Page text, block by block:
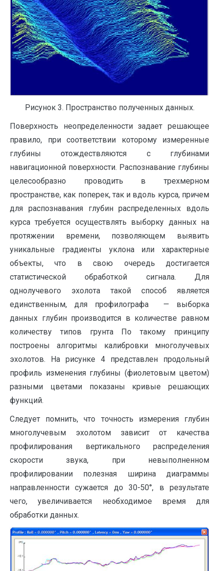
Рисунок 3. Пространство полученных данных.
Поверхность неопределенности задает решающее
правило, при соответствии которому измеренные
глубины отождествляются с глубинами
навигационной поверхности. Распознавание глубины
целесообразно проводить в трехмерном
пространстве, как поперек, так и вдоль курса, причем
для распознавания глубин распределенных вдоль
курса требуется осуществлять выборку данных на
протяжении времени, позволяющем выявить
уникальные градиенты уклона или характерные
объекты, что в свою очередь достигается
статистической обработкой сигнала. Для
однолучевого эхолота такой способ является
единственным, для профилографа — выборка
данных глубин производится в количестве равном
количеству типов грунта По такому принципу
построены алгоритмы калибровки многолучевых
эхолотов. На рисунке 4 представлен продольный
профиль изменения глубины (фиолетовым цветом)
разными цветами показаны кривые решающих
функций.
Следует помнить, что точность измерения глубин
многолучевым эхолотом зависит от качества
профилирования вертикального распределения
скорости звука, при невыполненном
профилировании полезная ширина диаграммы
направленности сужается до 30-50°, в результате
чего, увеличивается необходимое время для
обработки данных.